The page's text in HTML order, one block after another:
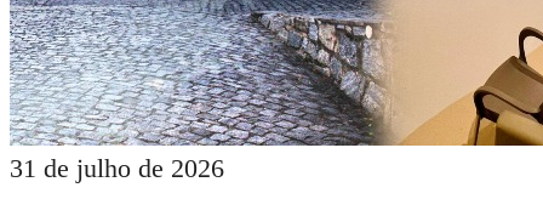
31 de julho de 2026